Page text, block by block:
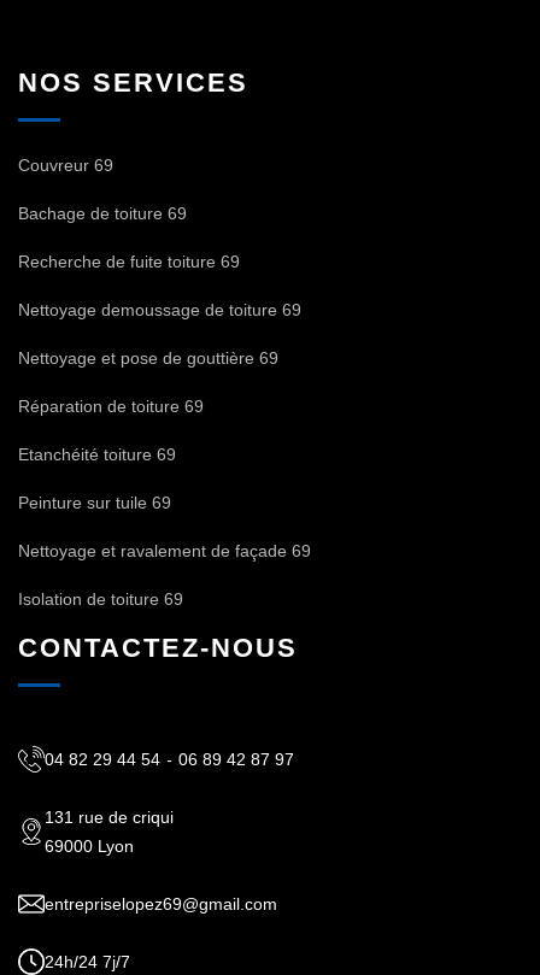
NOS SERVICES
Couvreur 69
Bachage de toiture 69
Recherche de fuite toiture 69
Nettoyage demoussage de toiture 69
Nettoyage et pose de gouttière 69
Réparation de toiture 69
Etanchéité toiture 69
Peinture sur tuile 69
Nettoyage et ravalement de façade 69
Isolation de toiture 69
CONTACTEZ-NOUS
04 82 29 44 54 - 06 89 42 87 97
131 rue de criqui
69000 Lyon
entrepriselopez69@gmail.com
24h/24 7j/7